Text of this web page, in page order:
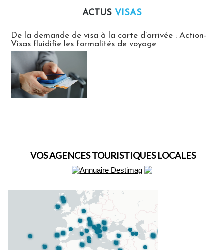
ACTUS VISAS
De la demande de visa à la carte d’arrivée : Action-
Visas fluidifie les formalités de voyage
VOS AGENCES TOURISTIQUES LOCALES